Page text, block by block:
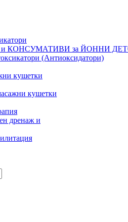
КОНСУМАТИВИ за ЙОННИ
(Антиоксидатори)
кушетки
кушетки
дренаж и